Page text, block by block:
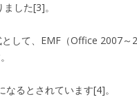
した[3]。
して、EMF（Office 2007
るとされています[4]。